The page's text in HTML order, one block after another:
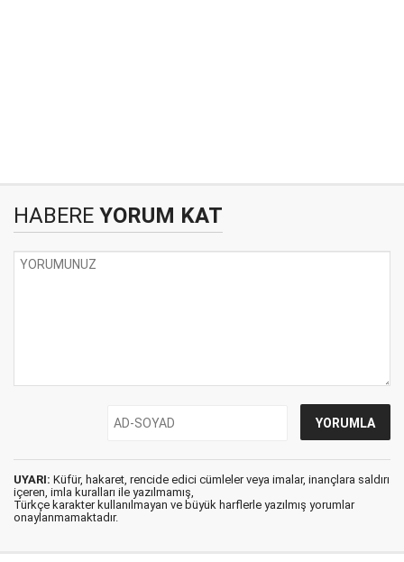
HABERE YORUM KAT
UYARI: Küfür, hakaret, rencide edici cümleler veya imalar, inançlara saldırı
içeren, imla kuralları ile yazılmamış,
Türkçe karakter kullanılmayan ve büyük harflerle yazılmış yorumlar
onaylanmamaktadır.